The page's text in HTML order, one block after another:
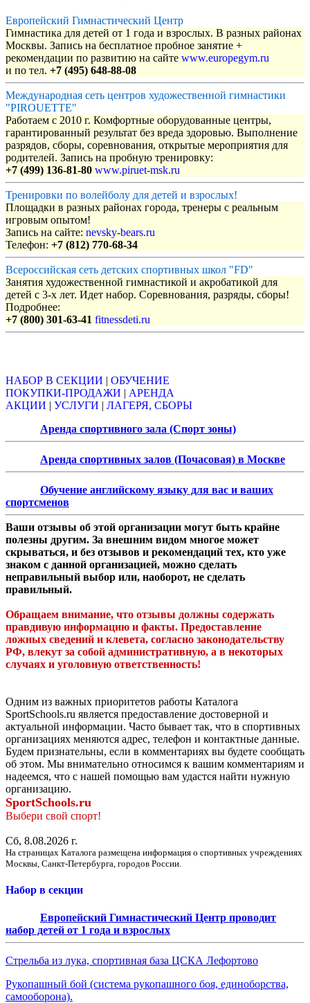
Европейский Гимнастический Центр
Гимнастика для детей от 1 года и взрослых. В разных районах
Москвы. Запись на бесплатное пробное занятие +
рекомендации по развитию на сайте www.europegym.ru
и по тел. +7 (495) 648-88-08
Международная сеть центров художественной гимнастики
"PIROUETTE"
Работаем с 2010 г. Комфортные оборудованные центры,
гарантированный результат без вреда здоровью. Выполнение
разрядов, сборы, соревнования, открытые мероприятия для
родителей. Запись на пробную тренировку:
+7 (499) 136-81-80 www.piruet-msk.ru
Тренировки по волейболу для детей и взрослых!
Площадки в разных районах города, тренеры с реальным
игровым опытом!
Запись на сайте: nevsky-bears.ru
Телефон: +7 (812) 770-68-34
Всероссийская сеть детских спортивных школ "FD"
Занятия художественной гимнастикой и акробатикой для
детей с 3-х лет. Идет набор. Соревнования, разряды, сборы!
Подробнее:
+7 (800) 301-63-41 fitnessdeti.ru
НАБОР В СЕКЦИИ | ОБУЧЕНИЕ
ПОКУПКИ-ПРОДАЖИ | АРЕНДА
АКЦИИ | УСЛУГИ | ЛАГЕРЯ, СБОРЫ
Аренда спортивного зала (Спорт зоны)
Аренда спортивных залов (Почасовая) в Москве
Обучение английскому языку для вас и ваших
спортсменов
Ваши отзывы об этой организации могут быть крайне
полезны другим. За внешним видом многое может
скрываться, и без отзывов и рекомендаций тех, кто уже
знаком с данной организацией, можно сделать
неправильный выбор или, наоборот, не сделать
правильный.
Обращаем внимание, что отзывы должны содержать
правдивую информацию и факты. Предоставление
ложных сведений и клевета, согласно законодательству
РФ, влекут за собой административную, а в некоторых
случаях и уголовную ответственность!
Одним из важных приоритетов работы Каталога
SportSchools.ru является предоставление достоверной и
актуальной информации. Часто бывает так, что в спортивных
организациях меняются адрес, телефон и контактные данные.
Будем признательны, если в комментариях вы будете сообщать
об этом. Мы внимательно относимся к вашим комментариям и
надеемся, что с нашей помощью вам удастся найти нужную
организацию.
SportSchools.ru
Выбери свой спорт!
Сб, 8.08.2026 г.
На страницах Каталога размещена информация о спортивных учреждениях
Москвы, Санкт-Петербурга, городов России.
Набор в секции
Европейский Гимнастический Центр проводит
набор детей от 1 года и взрослых
Стрельба из лука, спортивная база ЦСКА Лефортово
Рукопашный бой (система рукопашного боя, единоборства,
самооборона).